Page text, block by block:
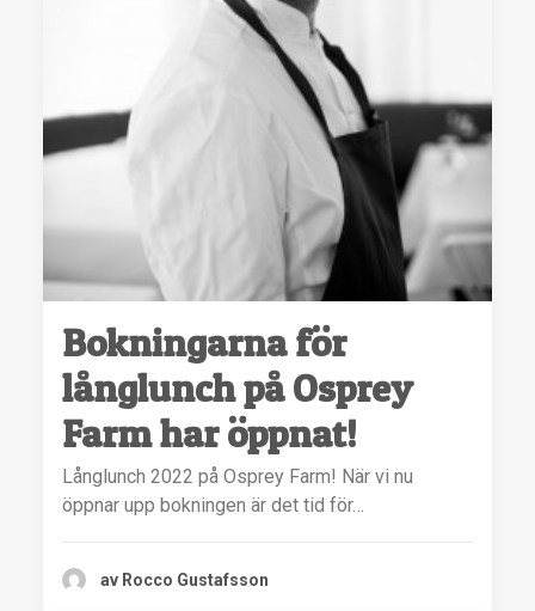
Bokningarna för
långlunch på Osprey
Farm har öppnat!
Långlunch 2022 på Osprey Farm! När vi nu
öppnar upp bokningen är det tid för…
av Rocco Gustafsson